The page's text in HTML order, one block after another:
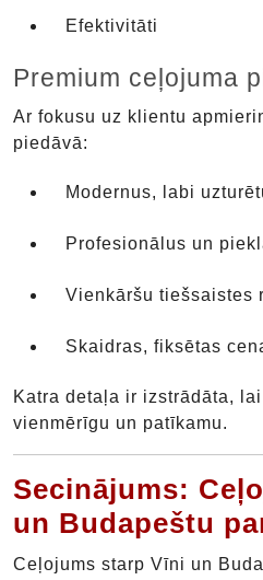
Efektivitāti
Premium ceļojuma
Ar fokusu uz klientu
piedāvā:
Modernus, labi
Profesionālus un
Vienkāršu tiešsaistes
Skaidras, fiksētas
Katra detaļa ir izstrādāta,
vienmērīgu un patīkamu.
Secinājums:
un Budapeštu
Ceļojums starp Vīni un